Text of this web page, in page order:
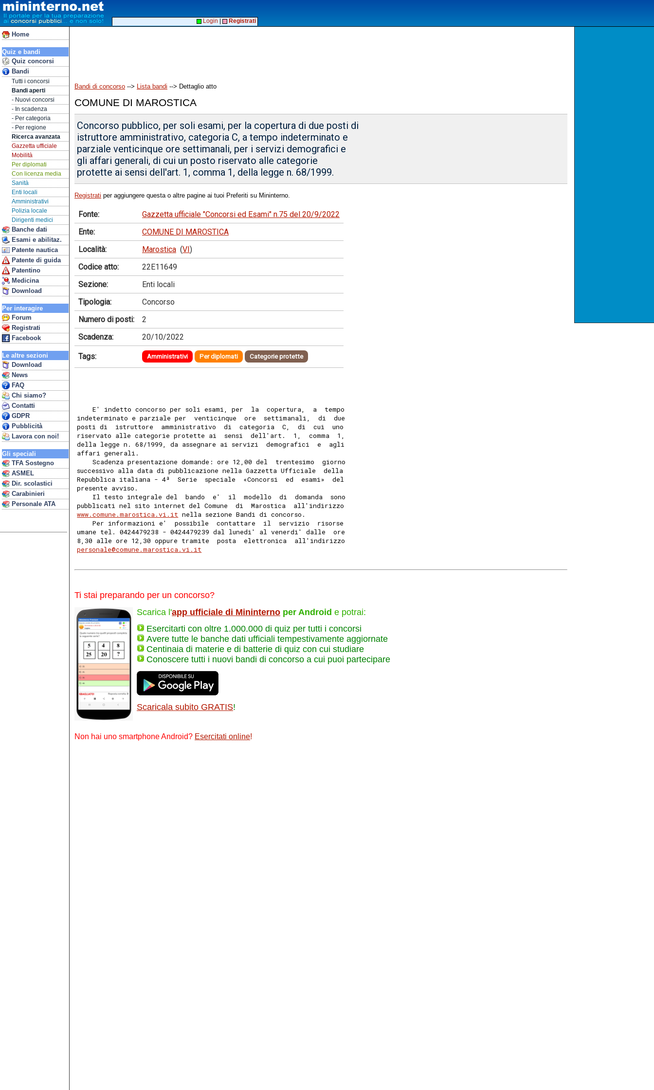
Home
Quiz e bandi
Quiz concorsi
Bandi
Tutti i concorsi
Bandi aperti
- Nuovi concorsi
- In scadenza
- Per categoria
- Per regione
Ricerca avanzata
Gazzetta ufficiale
Mobilità
Per diplomati
Con licenza media
Sanità
Enti locali
Amministrativi
Polizia locale
Dirigenti medici
Banche dati
Esami e abilitaz.
Patente nautica
Patente di guida
Patentino
Medicina
Download
Per interagire
Forum
Registrati
Facebook
Le altre sezioni
Download
News
FAQ
Chi siamo?
Contatti
GDPR
Pubblicità
Lavora con noi!
Gli speciali
TFA Sostegno
ASMEL
Dir. scolastici
Carabinieri
Personale ATA
Login Registrati
Bandi di concorso --> Lista bandi --> Dettaglio atto
COMUNE DI MAROSTICA
Concorso pubblico, per soli esami, per la copertura di due posti di
istruttore amministrativo, categoria C, a tempo indeterminato e
parziale venticinque ore settimanali, per i servizi demografici e
gli affari generali, di cui un posto riservato alle categorie
protette ai sensi dell'art. 1, comma 1, della legge n. 68/1999.
Registrati per aggiungere questa o altre pagine ai tuoi Preferiti su Mininterno.
Fonte:
Gazzetta ufficiale "Concorsi ed Esami" n.75 del 20/9/2022
Ente:
COMUNE DI MAROSTICA
Località:
Marostica (VI)
Codice atto:
22E11649
Sezione:
Enti locali
Tipologia:
Concorso
Numero di posti:
2
Scadenza:
20/10/2022
Tags: Amministrativi Per diplomati Categorie protette
    E' indetto concorso per soli esami, per  la  copertura,  a  tempo
indeterminato e parziale per  venticinque  ore  settimanali,  di  due
posti di  istruttore  amministrativo  di  categoria  C,  di  cui  uno
riservato alle categorie protette ai  sensi  dell'art.  1,  comma  1,
della legge n. 68/1999, da assegnare ai servizi  demografici  e  agli
affari generali.
    Scadenza presentazione domande: ore 12,00 del  trentesimo  giorno
successivo alla data di pubblicazione nella Gazzetta Ufficiale  della
Repubblica italiana - 4ª  Serie  speciale  «Concorsi  ed  esami»  del
presente avviso.
    Il testo integrale del  bando  e'  il  modello  di  domanda  sono
pubblicati nel sito internet del Comune  di  Marostica  all'indirizzo
www.comune.marostica.vi.it nella sezione Bandi di concorso.
    Per informazioni e'  possibile  contattare  il  servizio  risorse
umane tel. 0424479238 - 0424479239 dal lunedi' al venerdi' dalle  ore
8,30 alle ore 12,30 oppure tramite  posta  elettronica  all'indirizzo
personale@comune.marostica.vi.it
Ti stai preparando per un concorso?
Scarica l'app ufficiale di Mininterno per Android e potrai:
Esercitarti con oltre 1.000.000 di quiz per tutti i concorsi
Avere tutte le banche dati ufficiali tempestivamente aggiornate
Centinaia di materie e di batterie di quiz con cui studiare
Conoscere tutti i nuovi bandi di concorso a cui puoi partecipare
Scaricala subito GRATIS!
Non hai uno smartphone Android? Esercitati online!